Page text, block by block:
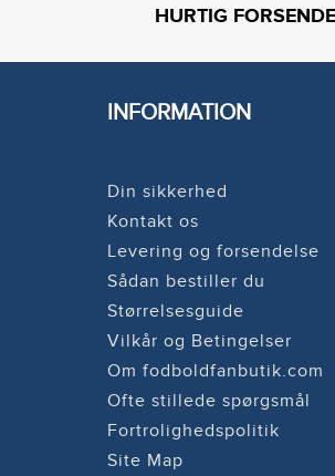
HURTIG
INFORMATION
Din sikkerhed
Kontakt os
Levering og forsendelse
Sådan bestiller du
Størrelsesguide
Vilkår og Betingelser
Om fodboldfanbutik.com
Ofte stillede spørgsmål
Fortrolighedspolitik
Site Map